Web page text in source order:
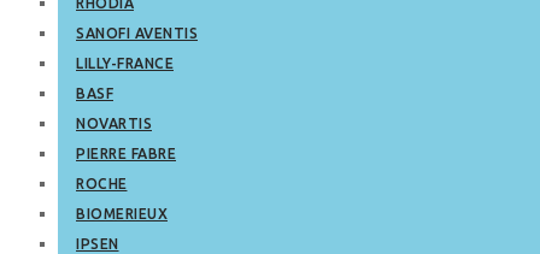
SANOFI AVENTIS
LILLY-FRANCE
BASF
NOVARTIS
PIERRE FABRE
ROCHE
BIOMERIEUX
IPSEN